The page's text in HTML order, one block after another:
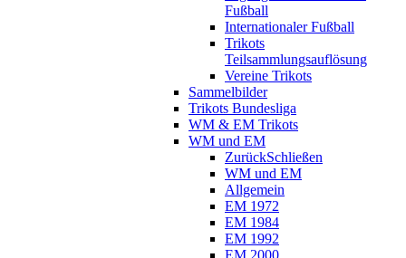
Fußball
Internationaler Fußball
Trikots
Teilsammlungsauflösung
Vereine Trikots
Sammelbilder
Trikots Bundesliga
WM & EM Trikots
WM und EM
ZurückSchließen
WM und EM
Allgemein
EM 1972
EM 1984
EM 1992
EM 2000